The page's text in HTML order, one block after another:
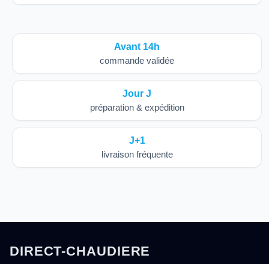
Avant 14h
commande validée
Jour J
préparation & expédition
J+1
livraison fréquente
DIRECT-CHAUDIERE